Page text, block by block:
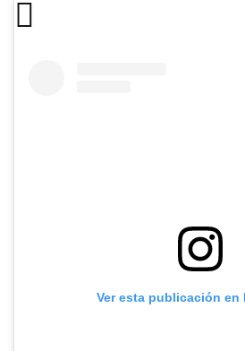
Ver esta publicación en